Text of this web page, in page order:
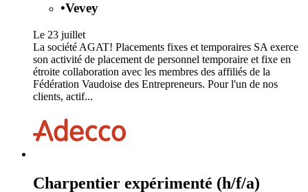
•Vevey
Le 23 juillet
La société AGAT! Placements fixes et temporaires SA exerce
son activité de placement de personnel temporaire et fixe en
étroite collaboration avec les membres des affiliés de la
Fédération Vaudoise des Entrepreneurs. Pour l'un de nos
clients, actif...
Charpentier expérimenté (h/f/a)